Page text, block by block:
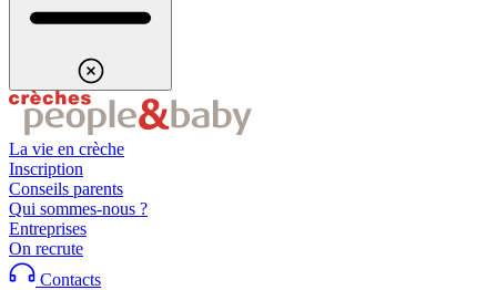
La vie en crèche
Inscription
Conseils parents
Qui sommes-nous ?
Entreprises
On recrute
Contacts